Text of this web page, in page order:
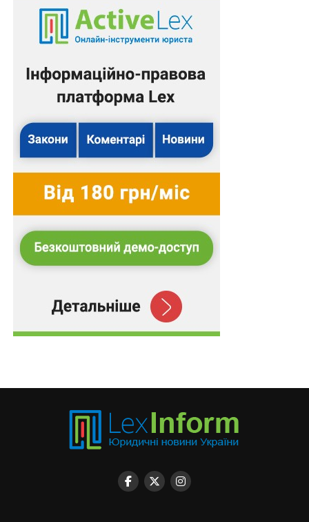
стану, передбачена безумовна реєстрація.
Щодо бюджетного відшкодування
На даний момент зупинена дія пунктів 200.10-200.12
статті 200 ПК України, якими визначена процедура
узгодження суми бюджетного відшкодування. Також
зупинені строки для проведення податкових
перевірок, необхідних для такого узгодження, крім
камеральних перевірок декларацій із показниками,
сформованими за зареєстрованими податковими
накладними (фактично за довоєнними).
Законопроектом № 7360 визначено, що пункти
200.10- 200.12 статті 200 ПК України відновлюють
свою дію з 21 липня 2022 року. Крім того,
відновлюється право контролюючих органів
процедурі бюджетного відшкодування. Однак
зазначені зміни не означають, що платники податків
зможуть отримати бюджетне відшкодування на свої
строк для внесення узгодженої суми бюджетного
відшкодування до реєстру, або строк виплати цієї
суми казначейством, залишаються зупиненими.
органи зацікавлені здійснювати дії, направлені на